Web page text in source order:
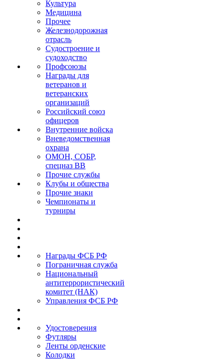
Культура
Медицина
Прочее
Железнодорожная
отрасль
Судостроение и
судоходство
Профсоюзы
Награды для
ветеранов и
ветеранских
организаций
Российский союз
офицеров
Внутренние войска
Вневедомственная
охрана
ОМОН, СОБР,
спецназ ВВ
Прочие службы
Клубы и общества
Прочие знаки
Чемпионаты и
турниры
Награды ФСБ РФ
Пограничная служба
Национальный
антитеррористический
комитет (НАК)
Управления ФСБ РФ
Удостоверения
Футляры
Ленты орденские
Колодки